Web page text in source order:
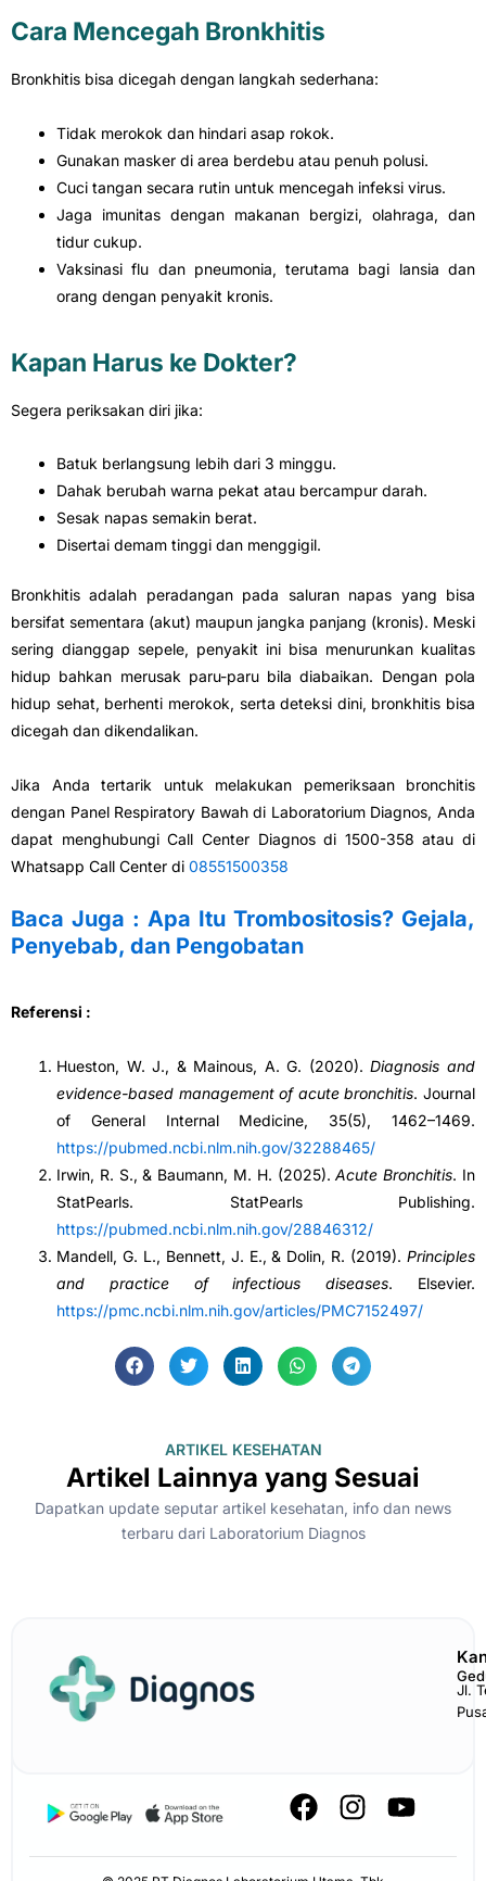
Cara Mencegah Bronkhitis
Bronkhitis bisa dicegah dengan langkah sederhana:
Tidak merokok dan hindari asap rokok.
Gunakan masker di area berdebu atau penuh polusi.
Cuci tangan secara rutin untuk mencegah infeksi virus.
Jaga imunitas dengan makanan bergizi, olahraga, dan
tidur cukup.
Vaksinasi flu dan pneumonia, terutama bagi lansia dan
orang dengan penyakit kronis.
Kapan Harus ke Dokter?
Segera periksakan diri jika:
Batuk berlangsung lebih dari 3 minggu.
Dahak berubah warna pekat atau bercampur darah.
Sesak napas semakin berat.
Disertai demam tinggi dan menggigil.
Bronkhitis adalah peradangan pada saluran napas yang bisa
bersifat sementara (akut) maupun jangka panjang (kronis). Meski
sering dianggap sepele, penyakit ini bisa menurunkan kualitas
hidup bahkan merusak paru-paru bila diabaikan. Dengan pola
hidup sehat, berhenti merokok, serta deteksi dini, bronkhitis bisa
dicegah dan dikendalikan.
Jika Anda tertarik untuk melakukan pemeriksaan bronchitis
dengan Panel Respiratory Bawah di Laboratorium Diagnos, Anda
dapat menghubungi Call Center Diagnos di 1500-358 atau di
Whatsapp Call Center di 08551500358
Baca Juga : Apa Itu Trombositosis? Gejala,
Penyebab, dan Pengobatan
Referensi :
Hueston, W. J., & Mainous, A. G. (2020).Diagnosis and
evidence-based management of acute bronchitis. Journal
of General Internal Medicine, 35(5), 1462–1469.
https://pubmed.ncbi.nlm.nih.gov/32288465/
Irwin, R. S., & Baumann, M. H. (2025).Acute Bronchitis. In
StatPearls. StatPearls Publishing.
https://pubmed.ncbi.nlm.nih.gov/28846312/
Mandell, G. L., Bennett, J. E., & Dolin, R. (2019). Principles
and practice of infectious diseases. Elsevier.
https://pmc.ncbi.nlm.nih.gov/articles/PMC7152497/
ARTIKEL KESEHATAN
Artikel Lainnya yang Sesuai
Dapatkan update seputar artikel kesehatan, info dan news
terbaru dari Laboratorium Diagnos
Jl.
F
a
c
I
n
s
Y
o
u